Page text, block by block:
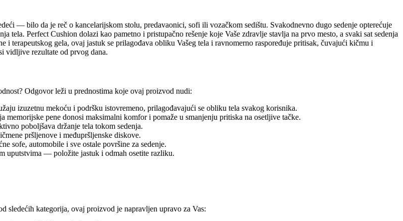
— bilo da je reč o kancelarijskom stolu, predavaonici, sofi ili vozačkom sedištu. Svakodnevno dugo sedenje opterećuje
tela. Perfect Cushion dolazi kao pametno i pristupačno rešenje koje Vaše zdravlje stavlja na prvo mesto, a svaki sat sedenja
terapeutskog gela, ovaj jastuk se prilagođava obliku Vašeg tela i ravnomerno raspoređuje pritisak, čuvajući kičmu i
vidljive rezultate od prvog dana.
Odgovor leži u prednostima koje ovaj proizvod nudi:
izuzetnu mekoću i podršku istovremeno, prilagođavajući se obliku tela svakog korisnika.
memorijske pene donosi maksimalni komfor i pomaže u smanjenju pritiska na osetljive tačke.
poboljšava držanje tela tokom sedenja.
pršljenove i međupršljenske diskove.
sofe, automobile i sve ostale površine za sedenje.
uputstvima — položite jastuk i odmah osetite razliku.
sledećih kategorija, ovaj proizvod je napravljen upravo za Vas: